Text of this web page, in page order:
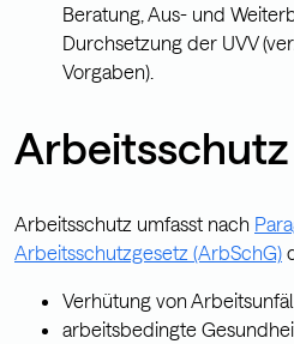
Beratung, Aus- und
Durchsetzung der UVV
Vorgaben).
Arbeitsschutz
Arbeitsschutz umfasst nach
Arbeitsschutzgesetz (ArbSchG)
Verhütung von
arbeitsbedingte